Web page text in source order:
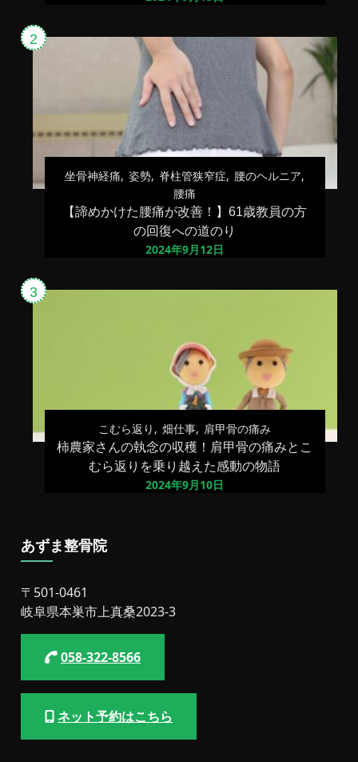
坐骨神経痛 姿勢 脊柱管狭窄症
腰のヘルニア
腰痛
【諦めかけた腰痛が改善！】61歳教員の方
の回復への道のり
2024年9月12日
こむら返り 畑仕事 肩甲骨の痛み
柿農家さんの執念の収穫！肩甲骨の痛みとこ
むら返りを乗り越えた感動の物語
2024年9月10日
あずま整骨院
〒501-0461
岐阜県本巣市上真桑2023-3
058-322-8566
ネット予約はこちら